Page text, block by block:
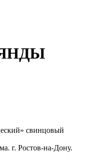
свинцовый
г. Ростов-на-Дону.